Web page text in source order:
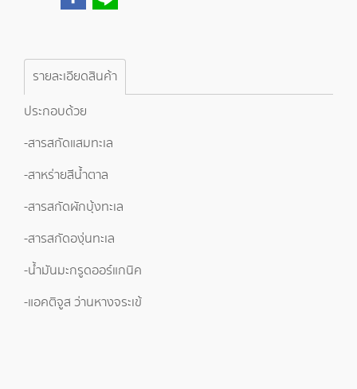
รายละเอียดสินค้า
ประกอบด้วย
-สารสกัดแสมทะเล
-สาหร่ายสีน้ำตาล
-สารสกัดผักบุ้งทะเล
-สารสกัดองุ่นทะเล
-น้ำมันมะกรูดออร์แกนิค
-แอคติจูส ว่านหางจระเข้